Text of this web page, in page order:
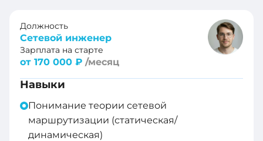
Должность
Сетевой инженер
Зарплата на старте
от 170 000 ₽ /месяц
Навыки
Понимание теории сетевой
маршрутизации (статическая/
динамическая)